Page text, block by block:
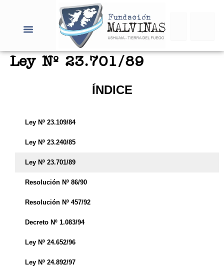
contenido
Ley Nº 23.701/89
ÍNDICE
Ley Nº 23.109/84
Ley Nº 23.240/85
Ley Nº 23.701/89
Resolución Nº 86/90
Resolución Nº 457/92
Decreto Nº 1.083/94
Ley Nº 24.652/96
Ley Nº 24.892/97